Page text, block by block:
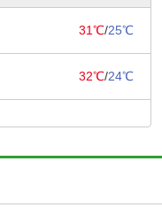
31℃/25℃
32℃/24℃